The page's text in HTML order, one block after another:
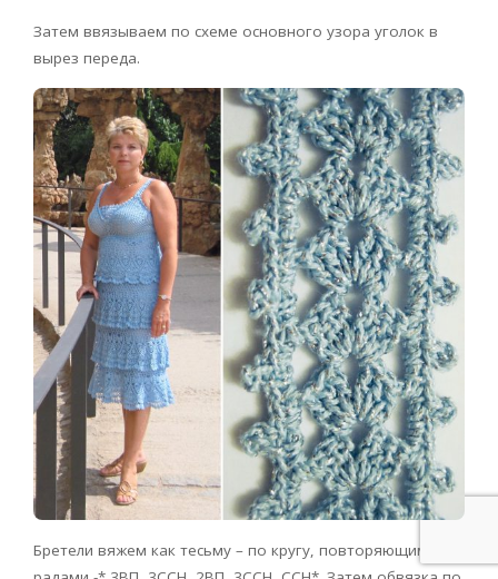
Затем ввязываем по схеме основного узора уголок в
вырез переда.
Бретели вяжем как тесьму – по кругу, повторяющимися